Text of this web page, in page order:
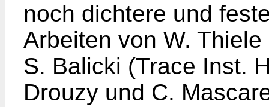
noch dichtere und
Arbeiten von W.
S. Balicki (Trace Inst.
Drouzy und C.